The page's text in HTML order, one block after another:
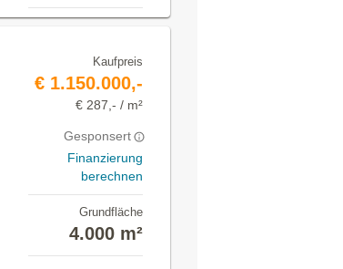
Kaufpreis
€ 1.150.000,-
€ 287,- / m²
Gesponsert
Finanzierung
berechnen
Grundfläche
4.000 m²